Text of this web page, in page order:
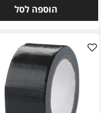
הוספה לסל